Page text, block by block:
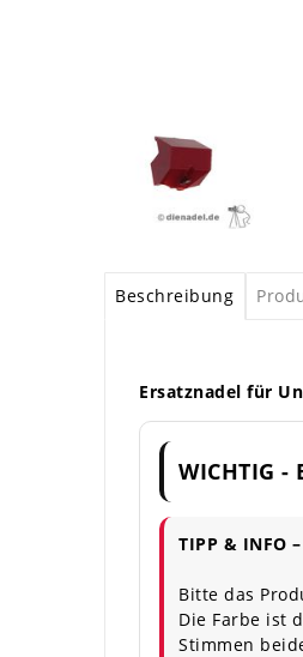
Beschreibung
Ersatznadel für
WICHTIG
TIPP & INFO
Bitte das
Die Farbe ist
Stimmen